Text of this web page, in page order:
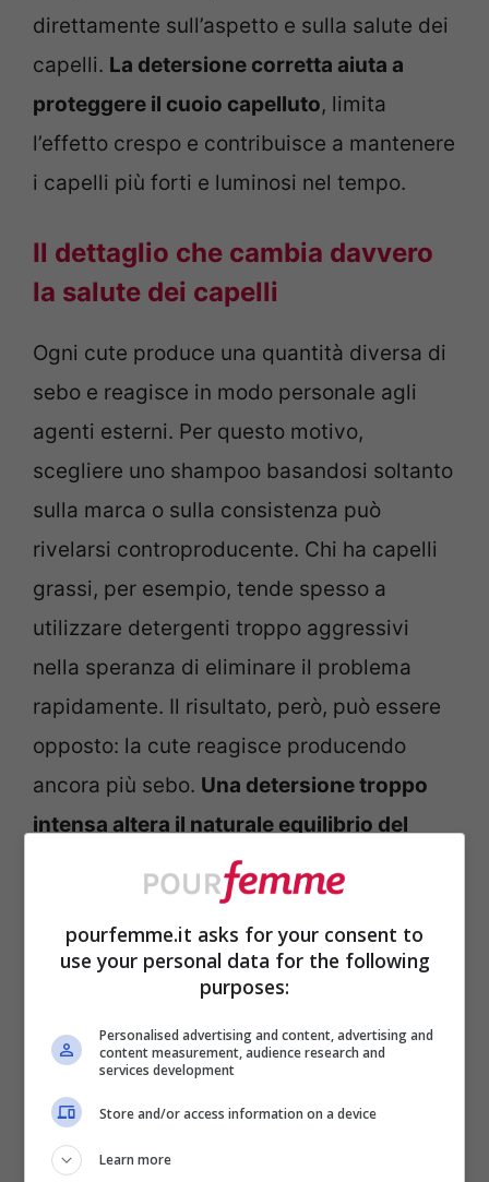
direttamente sull’aspetto e sulla salute dei
capelli. La detersione corretta aiuta a
proteggere il cuoio capelluto, limita
l’effetto crespo e contribuisce a mantenere
i capelli più forti e luminosi nel tempo.
Il dettaglio che cambia davvero
la salute dei capelli
Ogni cute produce una quantità diversa di
sebo e reagisce in modo personale agli
agenti esterni. Per questo motivo,
scegliere uno shampoo basandosi soltanto
sulla marca o sulla consistenza può
rivelarsi controproducente. Chi ha capelli
grassi, per esempio, tende spesso a
utilizzare detergenti troppo aggressivi
nella speranza di eliminare il problema
rapidamente. Il risultato, però, può essere
opposto: la cute reagisce producendo
ancora più sebo. Una detersione troppo
intensa altera il naturale equilibrio del
e rende i capelli difficili da
Anche chi ha capelli secchi o trattati deve
Colorazioni frequenti, piastre e phon
possono indebolire la fibra capillare,
rendendo necessario uno shampoo
delicato e nutriente. In questi casi,
pourfemme.it asks for your consent to
use your personal data for the following
purposes:
Personalised advertising and content, advertising and
content measurement, audience research and
services development
Store and/or access information on a device
Learn more